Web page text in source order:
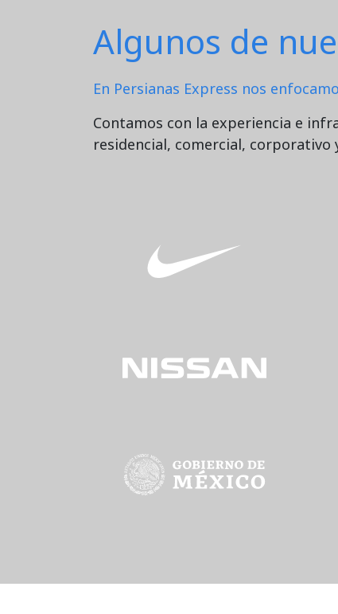
Algunos de
En Persianas Express nos
Contamos con la experiencia e
residencial, comercial, corporativo